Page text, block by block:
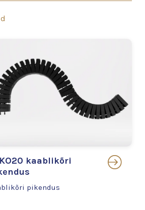
kaablikõri
pikendus